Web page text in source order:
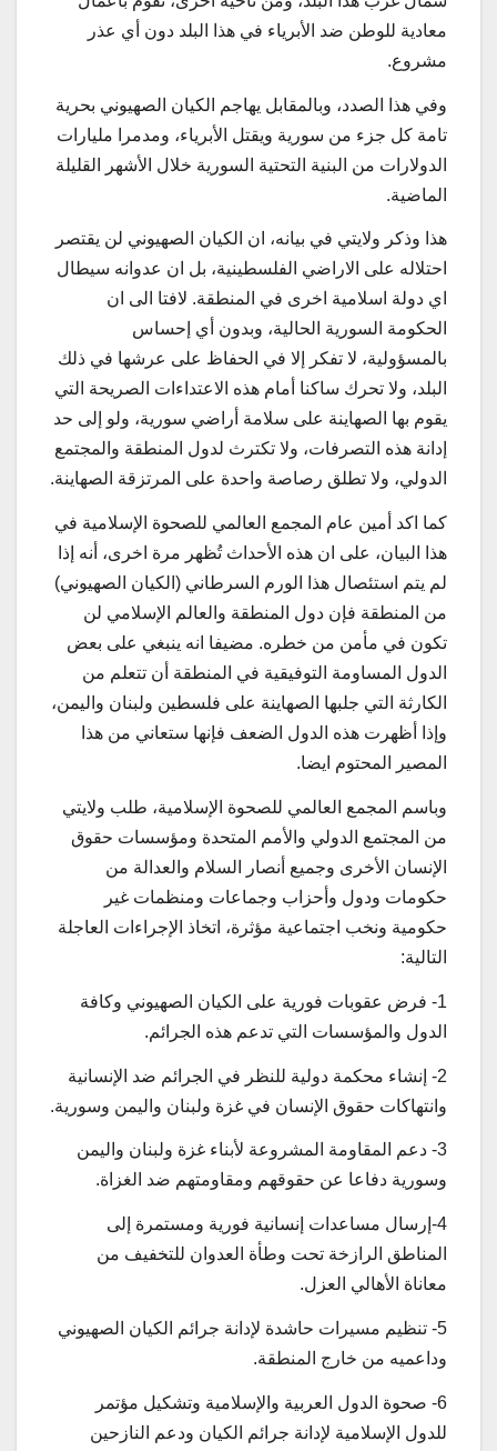
معادية للوطن ضد الأبرياء في هذا البلد دون أي عذر
مشروع.
وفي هذا الصدد، وبالمقابل يهاجم الكيان الصهيوني بحرية
تامة كل جزء من سورية ويقتل الأبرياء، ومدمرا مليارات
الدولارات من البنية التحتية السورية خلال الأشهر القليلة
الماضية.
هذا وذكر ولايتي في بيانه، ان الكيان الصهيوني لن يقتصر
احتلاله على الاراضي الفلسطينية، بل ان عدوانه سيطال
اي دولة اسلامية اخرى في المنطقة. لافتا الى ان
الحكومة السورية الحالية، وبدون أي إحساس
بالمسؤولية، لا تفكر إلا في الحفاظ على عرشها في ذلك
البلد، ولا تحرك ساكنا أمام هذه الاعتداءات الصريحة التي
يقوم بها الصهاينة على سلامة أراضي سورية، ولو إلى حد
إدانة هذه التصرفات، ولا تكترث لدول المنطقة والمجتمع
الدولي، ولا تطلق رصاصة واحدة على المرتزقة الصهاينة.
كما اكد أمين عام المجمع العالمي للصحوة الإسلامية في
هذا البيان، على ان هذه الأحداث تُظهر مرة اخرى، أنه إذا
لم يتم استئصال هذا الورم السرطاني (الكيان الصهيوني)
من المنطقة فإن دول المنطقة والعالم الإسلامي لن
تكون في مأمن من خطره. مضيفا انه ينبغي على بعض
الدول المساومة التوفيقية في المنطقة أن تتعلم من
الكارثة التي جلبها الصهاينة على فلسطين ولبنان واليمن،
وإذا أظهرت هذه الدول الضعف فإنها ستعاني من هذا
المصير المحتوم ايضا.
وباسم المجمع العالمي للصحوة الإسلامية، طلب ولايتي
من المجتمع الدولي والأمم المتحدة ومؤسسات حقوق
الإنسان الأخرى وجميع أنصار السلام والعدالة من
حكومات ودول وأحزاب وجماعات ومنظمات غير
حكومية ونخب اجتماعية مؤثرة، اتخاذ الإجراءات العاجلة
التالية:
1- فرض عقوبات فورية على الكيان الصهيوني وكافة
الدول والمؤسسات التي تدعم هذه الجرائم.
2- إنشاء محكمة دولية للنظر في الجرائم ضد الإنسانية
وانتهاكات حقوق الإنسان في غزة ولبنان واليمن وسورية.
3- دعم المقاومة المشروعة لأبناء غزة ولبنان واليمن
وسورية دفاعا عن حقوقهم ومقاومتهم ضد الغزاة.
4-إرسال مساعدات إنسانية فورية ومستمرة إلى
المناطق الرازخة تحت وطأة العدوان للتخفيف من
معاناة الأهالي العزل.
5- تنظيم مسيرات حاشدة لإدانة جرائم الكيان الصهيوني
وداعميه من خارج المنطقة.
6- صحوة الدول العربية والإسلامية وتشكيل مؤتمر
للدول الإسلامية لإدانة جرائم الكيان ودعم النازحين